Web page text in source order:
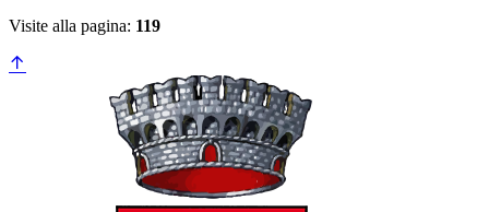
Visite alla pagina: 119